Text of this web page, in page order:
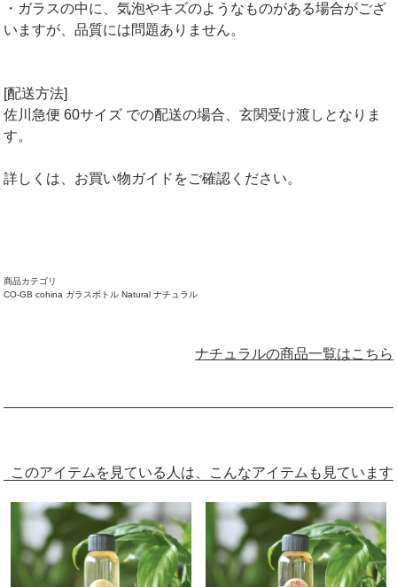
・ガラスの中に、気泡やキズのようなものがある場合がござ
いますが、品質には問題ありません。
[配送方法]
佐川急便 60サイズ での配送の場合、玄関受け渡しとなりま
す。
詳しくは、お買い物ガイドをご確認ください。
商品カテゴリ
CO-GB cohina ガラスボトル Natural ナチュラル
ナチュラルの商品一覧はこちら
このアイテムを見ている人は、こんなアイテムも見ています